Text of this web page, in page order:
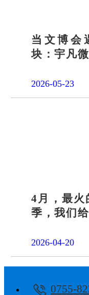
当文博会
块：宇凡
答卷
2026-05-23
4月，最火
季，我们
2026-04-20
0755-